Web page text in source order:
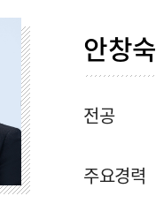
안창숙
전공
주요경력